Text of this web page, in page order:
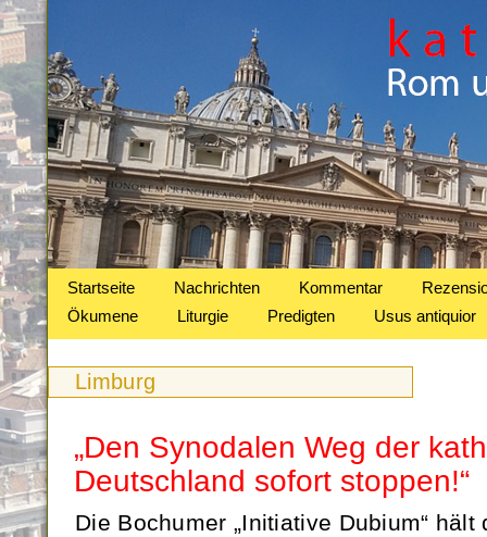
Startseite Nachrichten Kommentar
Ökumene
Liturgie Predigten Usus antiquior
Limburg
„Den Synodalen Weg der
Deutschland sofort stoppen!“
Die Bochumer „Initiative Dubium“